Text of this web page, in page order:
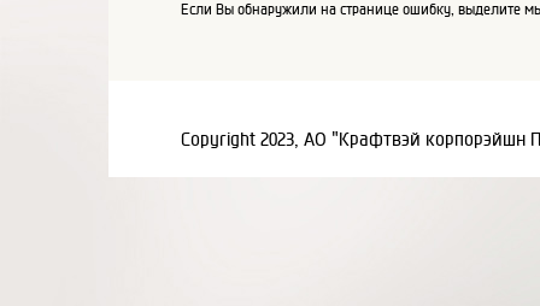
Если Вы обнаружили на странице ошибку, выделите
Copyright 2023, АО "Крафтвэй корпорэйшн